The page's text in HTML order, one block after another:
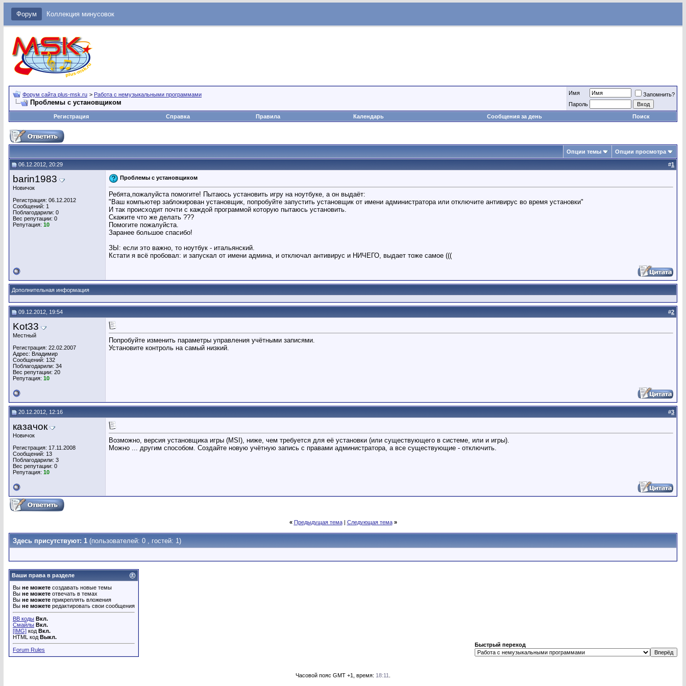
Форум Коллекция минусовок
Форум сайта plus-msk.ru > Работа с немузыкальными программами
Проблемы с установщиком
Имя
Запомнить?
Пароль
Регистрация
Справка Правила Календарь Сообщения за день Поиск
Опции темы Опции просмотра
06.12.2012, 20:29 #1
barin1983
Новичок
Регистрация: 06.12.2012
Сообщений: 1
Поблагодарили: 0
Вес репутации: 0
Репутация: 10
Проблемы с установщиком
Ребята,пожалуйста помогите! Пытаюсь установить игру на ноутбуке, а он выдаёт:
"Ваш компьютер заблокирован установщик, попробуйте запустить установщик от имени администратора или отключите антивирус во время установки"
И так происходит почти с каждой программой которую пытаюсь установить.
Скажите что же делать ???
Помогите пожалуйста.
Заранее большое спасибо!
ЗЫ: если это важно, то ноутбук - итальянский.
Кстати я всё пробовал: и запускал от имени админа, и отключал антивирус и НИЧЕГО, выдает тоже самое (((
Дополнительная информация
09.12.2012, 19:54 #2
Kot33
Местный
Регистрация: 22.02.2007
Адрес: Владимир
Сообщений: 132
Поблагодарили: 34
Вес репутации: 20
Репутация: 10
Попробуйте изменить параметры управления учётными записями.
Установите контроль на самый низкий.
20.12.2012, 12:16 #3
казачок
Новичок
Регистрация: 17.11.2008
Сообщений: 13
Поблагодарили: 3
Вес репутации: 0
Репутация: 10
Возможно, версия установщика игры (MSI), ниже, чем требуется для её установки (или существующего в системе, или и игры).
Можно ... другим способом. Создайте новую учётную запись с правами администратора, а все существующие - отключить.
« Предыдущая тема| Следующая тема »
Здесь присутствуют: 1 (пользователей: 0 , гостей: 1)
Ваши права в разделе
Вы не можете создавать новые темы
Вы не можете отвечать в темах
Вы не можете прикреплять вложения
Вы не можете редактировать свои сообщения
BB коды Вкл.
Смайлы Вкл.
[IMG] код Вкл.
HTML код Выкл.
Forum Rules
Быстрый переход
Часовой пояс GMT +1, время: 18:11